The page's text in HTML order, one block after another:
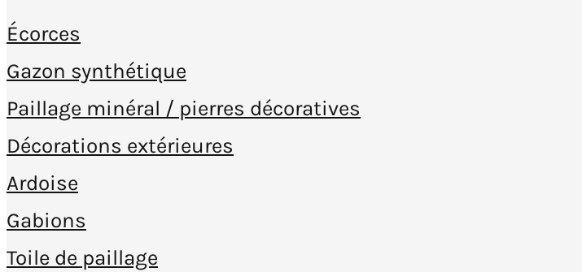
Écorces
Gazon synthétique
Paillage minéral / pierres décoratives
Décorations extérieures
Ardoise
Gabions
Toile de paillage